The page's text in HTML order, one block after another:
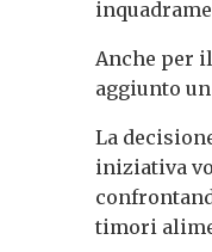
Anche per
aggiunto
La
iniziativa
timori